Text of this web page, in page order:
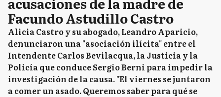
Facundo Astudillo Castro
Alicia Castro y su abogado, Leandro Aparicio,
denunciaron una "asociación ilícita" entre el
Intendente Carlos Bevilacqua, la Justicia y la
Policía que conduce Sergio Berni para impedir la
investigación de la causa. "El viernes se juntaron
a comer un asado. Queremos saber para qué se